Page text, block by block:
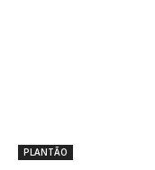
PLANTÃO